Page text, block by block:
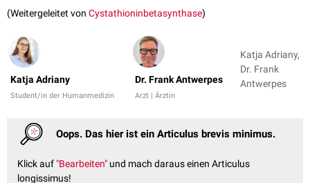
(Weitergeleitet von Cystathioninbetasynthase)
Katja Adriany
Student/in der Humanmedizin
Dr. Frank Antwerpes
Arzt | Ärztin
Katja Adriany,
Dr. Frank
Antwerpes
Oops. Das hier ist ein Articulus brevis minimus.
Klick auf "Bearbeiten" und mach daraus einen Articulus
longissimus!